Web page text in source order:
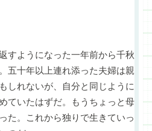
すようになった一年前から千秋
五十年以上連れ添った夫婦は親
しれないが、自分と同じように
ていたはずだ。もうちょっと母
た。これから独りで生きていっ